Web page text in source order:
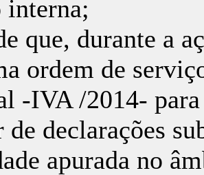
interna;
que, durante a
ordem de
-IVA /2014-
de declarações
apurada no